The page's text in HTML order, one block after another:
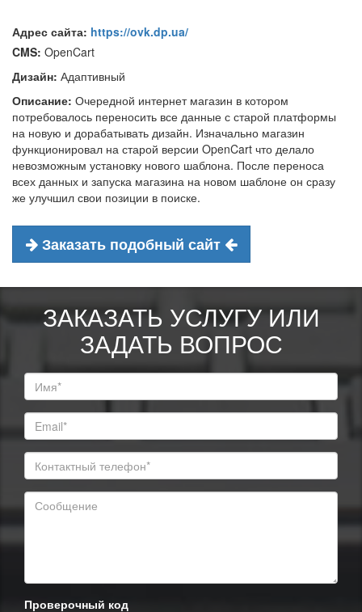
Адрес сайта: https://ovk.dp.ua/
CMS: OpenCart
Дизайн: Адаптивный
Описание: Очередной интернет магазин в котором
потребовалось переносить все данные с старой платформы
на новую и дорабатывать дизайн. Изначально магазин
функционировал на старой версии OpenCart что делало
невозможным установку нового шаблона. После переноса
всех данных и запуска магазина на новом шаблоне он сразу
же улучшил свои позиции в поиске.
Заказать подобный сайт
ЗАКАЗАТЬ УСЛУГУ ИЛИ
ЗАДАТЬ ВОПРОС
Проверочный код